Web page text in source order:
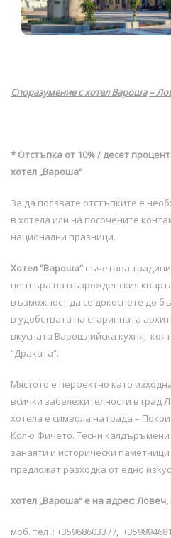
Споразумениесхотел Вароша –
* Отстъпка от 10% / десет
хотел „Вароша“
За да ползвате отстъпките е
в хотела или на посочените
национални празници.
Хотел “Вароша“ съчетава
центъра на възрожденския
възможност да се докоснете до
в удобствата на старинната
вкусната Варошлийска кухня,
“Драката“.
Мястото е перфектно като
всички забележителности в град
хотела e символа на града –
Колю Фичето. Тесни калдъръмени
занаяти и исторически
предложат разходка от едно
хотел „Вароша“ е на адрес:Ловеч,
моб. тел .: +35968603377,